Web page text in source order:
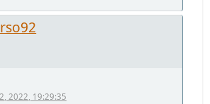
2022, 19:29:35